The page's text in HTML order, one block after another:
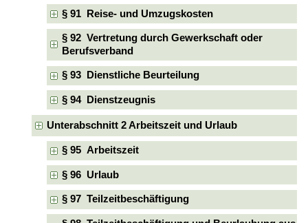
§ 91 Reise- und Umzugskosten
§ 92 Vertretung durch Gewerkschaft oder
Berufsverband
§ 93 Dienstliche Beurteilung
§ 94 Dienstzeugnis
Unterabschnitt 2 Arbeitszeit und Urlaub
§ 95 Arbeitszeit
§ 96 Urlaub
§ 97 Teilzeitbeschäftigung